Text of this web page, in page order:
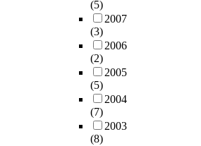
(5)
2007
(3)
2006
(2)
2005
(5)
2004
(7)
2003
(8)